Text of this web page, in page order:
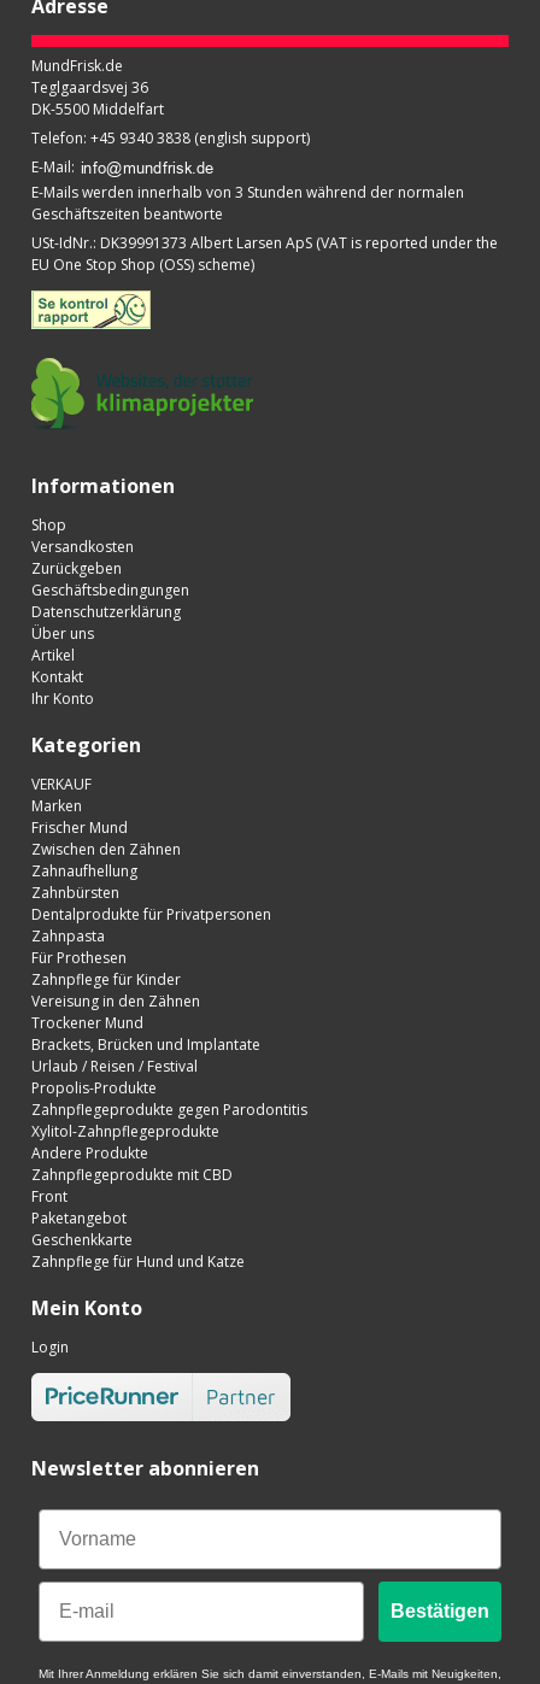
Adresse
MundFrisk.de
Teglgaardsvej 36
DK-5500 Middelfart
Telefon: +45 9340 3838 (english support)
E-Mail:
E-Mails werden innerhalb von 3 Stunden während der normalen
Geschäftszeiten beantworte
USt-IdNr.: DK39991373 Albert Larsen ApS (VAT is reported under the
EU One Stop Shop (OSS) scheme)
Informationen
Shop
Versandkosten
Zurückgeben
Geschäftsbedingungen
Datenschutzerklärung
Über uns
Artikel
Kontakt
Ihr Konto
Kategorien
VERKAUF
Marken
Frischer Mund
Zwischen den Zähnen
Zahnaufhellung
Zahnbürsten
Dentalprodukte für Privatpersonen
Zahnpasta
Für Prothesen
Zahnpflege für Kinder
Vereisung in den Zähnen
Trockener Mund
Brackets, Brücken und Implantate
Urlaub / Reisen / Festival
Propolis-Produkte
Zahnpflegeprodukte gegen Parodontitis
Xylitol-Zahnpflegeprodukte
Andere Produkte
Zahnpflegeprodukte mit CBD
Front
Paketangebot
Geschenkkarte
Zahnpflege für Hund und Katze
Mein Konto
Login
Newsletter abonnieren
Email
Bestätigen
Mit Ihrer Anmeldung erklären Sie sich damit einverstanden, E-Mails mit Neuigkeiten,